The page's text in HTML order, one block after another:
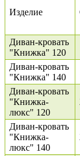
Изделие
Диван-кровать
"Книжка" 120
Диван-кровать
"Книжка" 140
Диван-кровать
"Книжка-
люкс" 120
Диван-кровать
"Книжка-
люкс" 140